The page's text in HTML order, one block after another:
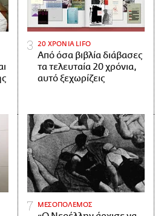
20 ΧΡΟΝΙΑ LIFO
Από όσα βιβλία διάβασες
τα τελευταία 20 χρόνια,
αυτό ξεχωρίζεις
ΜΕΣΟΠΟΛΕΜΟΣ